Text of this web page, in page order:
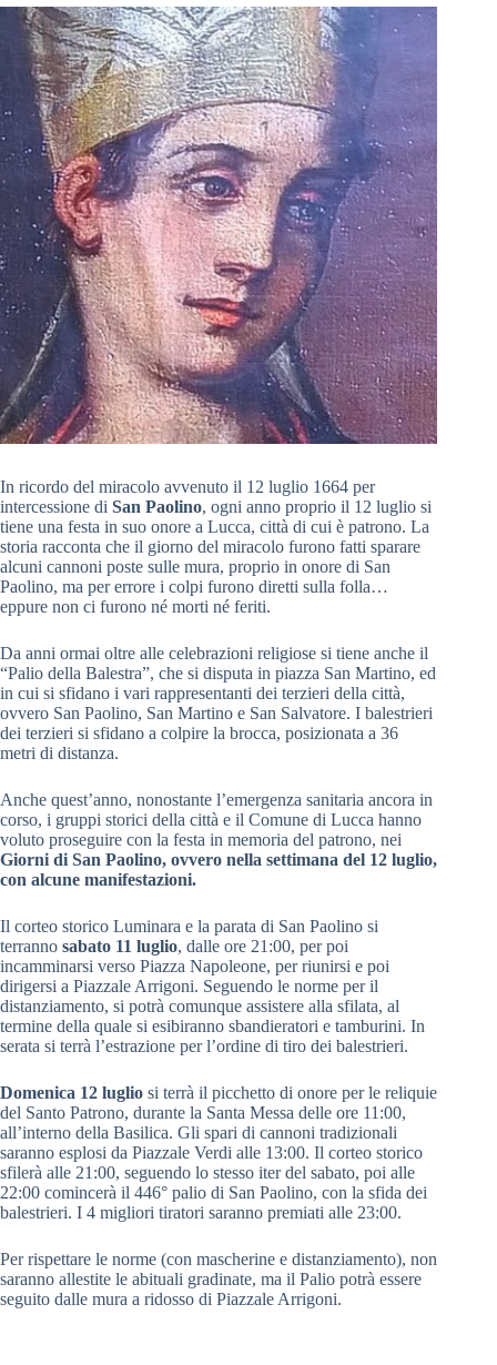
In ricordo del miracolo avvenuto il 12 luglio 1664 per
intercessione di San Paolino, ogni anno proprio il 12 luglio si
tiene una festa in suo onore a Lucca, città di cui è patrono. La
storia racconta che il giorno del miracolo furono fatti sparare
alcuni cannoni poste sulle mura, proprio in onore di San
Paolino, ma per errore i colpi furono diretti sulla folla…
eppure non ci furono né morti né feriti.
Da anni ormai oltre alle celebrazioni religiose si tiene anche il
“Palio della Balestra”, che si disputa in piazza San Martino, ed
in cui si sfidano i vari rappresentanti dei terzieri della città,
ovvero San Paolino, San Martino e San Salvatore. I balestrieri
dei terzieri si sfidano a colpire la brocca, posizionata a 36
metri di distanza.
Anche quest’anno, nonostante l’emergenza sanitaria ancora in
corso, i gruppi storici della città e il Comune di Lucca hanno
voluto proseguire con la festa in memoria del patrono, nei
Giorni di San Paolino, ovvero nella settimana del 12 luglio,
con alcune manifestazioni.
Il corteo storico Luminara e la parata di San Paolino si
terranno sabato 11 luglio, dalle ore 21:00, per poi
incamminarsi verso Piazza Napoleone, per riunirsi e poi
dirigersi a Piazzale Arrigoni. Seguendo le norme per il
distanziamento, si potrà comunque assistere alla sfilata, al
termine della quale si esibiranno sbandieratori e tamburini. In
serata si terrà l’estrazione per l’ordine di tiro dei balestrieri.
Domenica 12 luglio si terrà il picchetto di onore per le reliquie
del Santo Patrono, durante la Santa Messa delle ore 11:00,
all’interno della Basilica. Gli spari di cannoni tradizionali
saranno esplosi da Piazzale Verdi alle 13:00. Il corteo storico
sfilerà alle 21:00, seguendo lo stesso iter del sabato, poi alle
22:00 comincerà il 446° palio di San Paolino, con la sfida dei
balestrieri. I 4 migliori tiratori saranno premiati alle 23:00.
Per rispettare le norme (con mascherine e distanziamento), non
saranno allestite le abituali gradinate, ma il Palio potrà essere
seguito dalle mura a ridosso di Piazzale Arrigoni.